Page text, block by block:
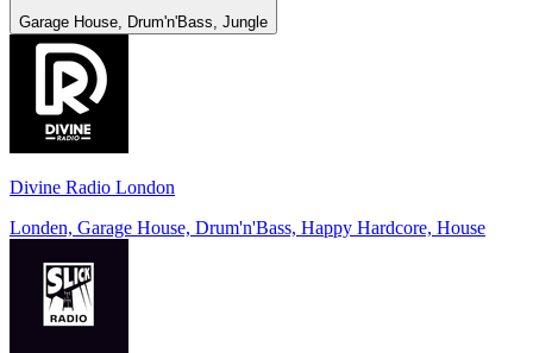
Garage House, Drum'n'Bass, Jungle
Divine Radio London
Londen, Garage House, Drum'n'Bass, Happy Hardcore, House